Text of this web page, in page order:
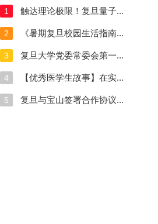
1 触达理论极限！复旦量子...
2 《暑期复旦校园生活指南...
3 复旦大学党委常委会第一...
4 【优秀医学生故事】在实...
5 复旦与宝山签署合作协议...